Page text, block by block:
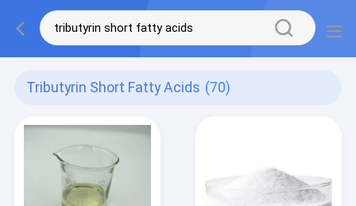
Tributyrin Short Fatty Acids (70)